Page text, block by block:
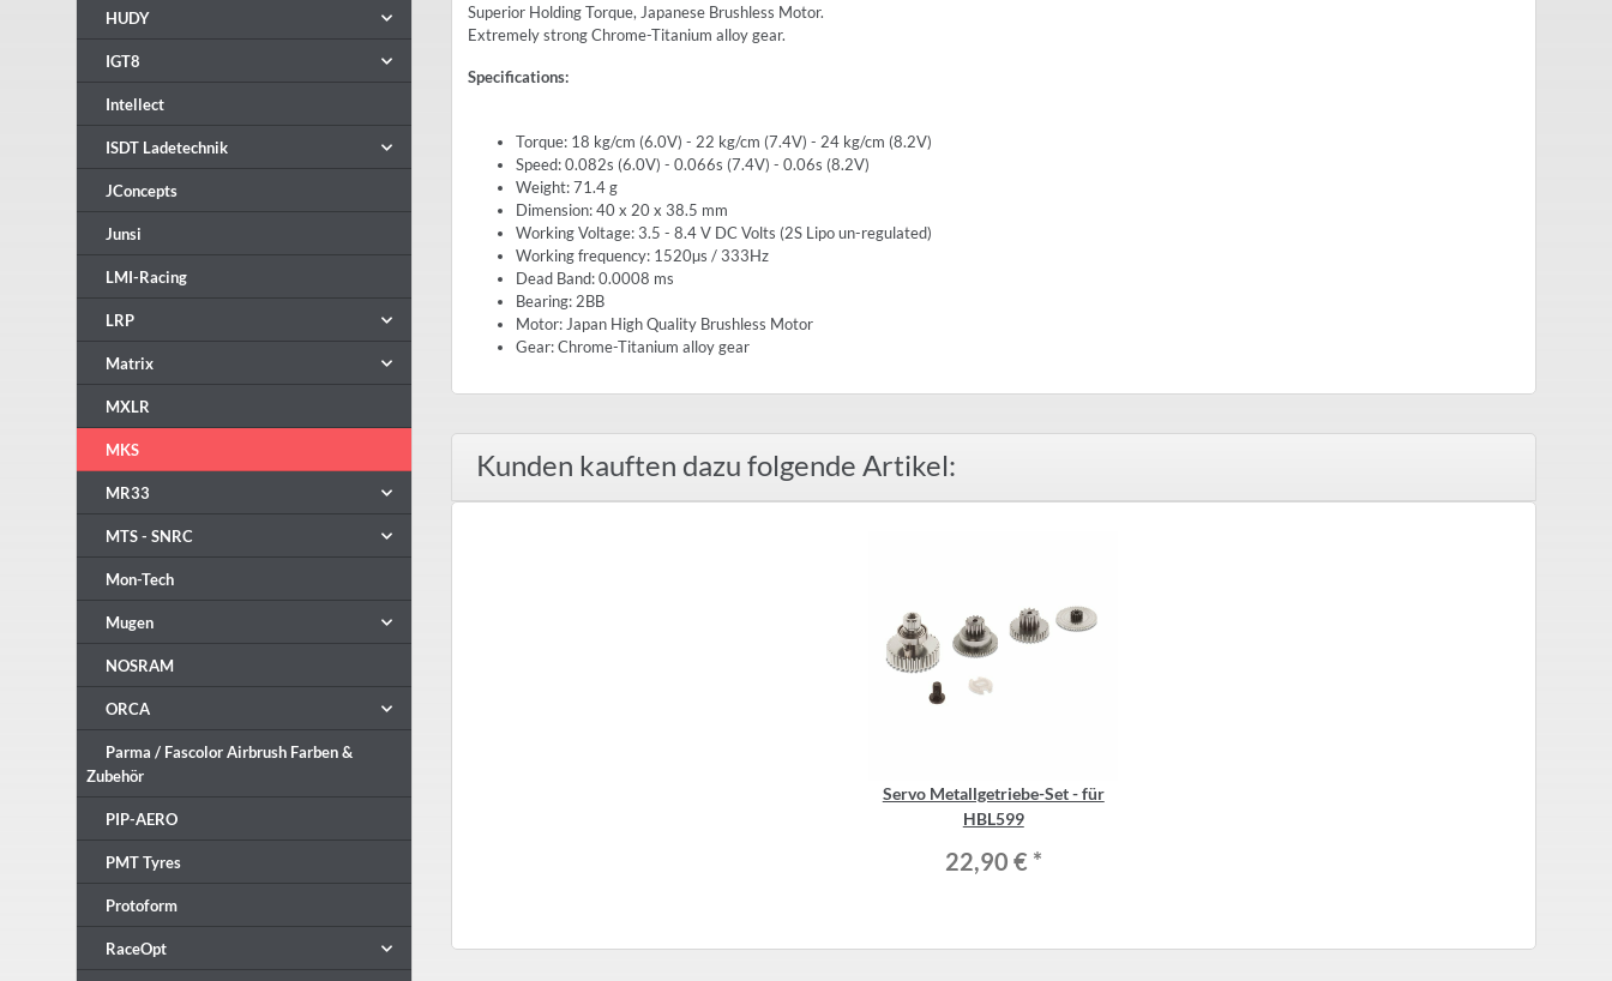
Superior Holding Torque, Japanese Brushless Motor.
Extremely strong Chrome-Titanium alloy gear.
Specifications:
Torque: 18 kg/cm (6.0V) - 22 kg/cm (7.4V) - 24 kg/cm (8.2V)
Speed: 0.082s (6.0V) - 0.066s (7.4V) - 0.06s (8.2V)
Weight: 71.4 g
Dimension: 40 x 20 x 38.5 mm
Working Voltage: 3.5 - 8.4 V DC Volts (2S Lipo un-regulated)
Working frequency: 1520µs / 333Hz
Dead Band: 0.0008 ms
Bearing: 2BB
Motor: Japan High Quality Brushless Motor
Gear: Chrome-Titanium alloy gear
Kunden kauften dazu folgende Artikel:
Servo Metallgetriebe-Set - für
HBL599
22,90 € *
HUDY
IGT8
Intellect
ISDT Ladetechnik
JConcepts
Junsi
LMI-Racing
LRP
Matrix
MXLR
MKS
MR33
MTS - SNRC
Mon-Tech
Mugen
NOSRAM
ORCA
Parma / Fascolor Airbrush Farben &
Zubehör
PIP-AERO
PMT Tyres
Protoform
RaceOpt